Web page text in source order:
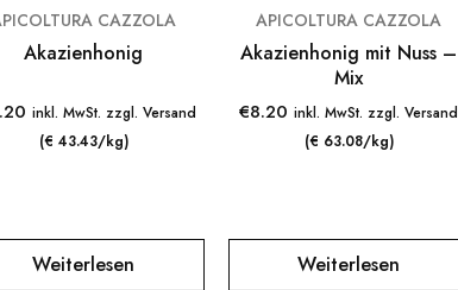
CAZZOLA
Akazienhonig
inkl. MwSt. zzgl. Versand
(€ 43.43/kg)
Weiterlesen
APICOLTURA CAZZOLA
Akazienhonig mit Nuss –
Mix
€8.20 inkl. MwSt. zzgl. Versand
(€ 63.08/kg)
Weiterlesen